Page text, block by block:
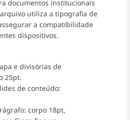
documentos institucionais
utiliza a tipografia de
a compatibilidade
dispositivos.
e divisórias de
25pt.
de conteúdo:
corpo 18pt,